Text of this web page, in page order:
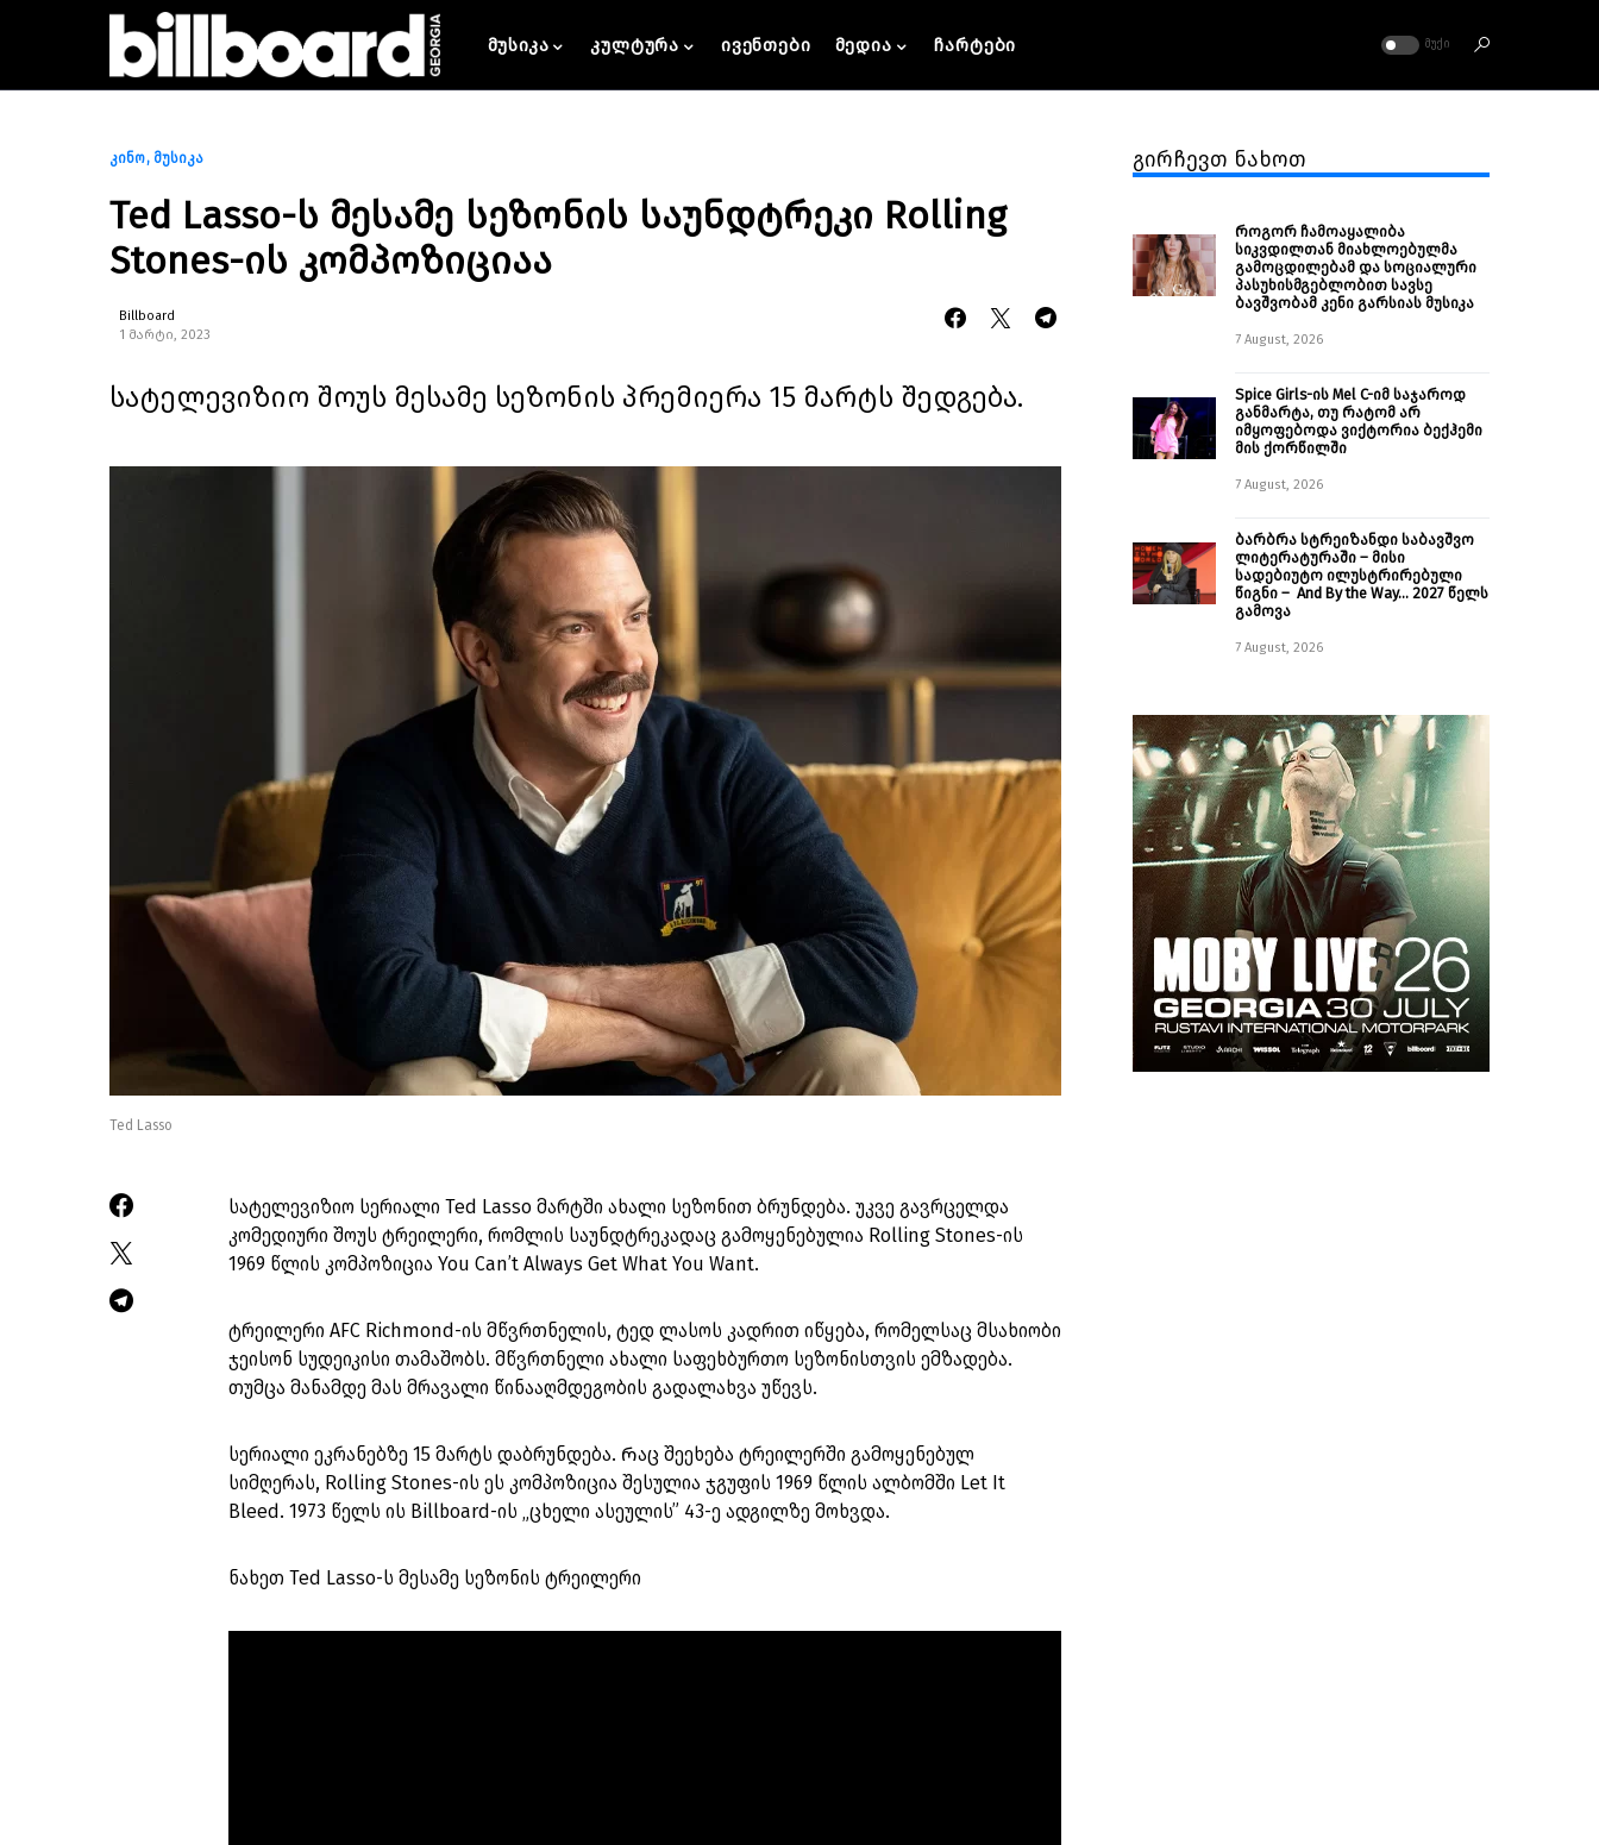
მუსიკა კულტურა ივენთები მედია ჩარტები ᲛᲣᲥᲘ
კინო მუსიკა
Ted Lasso-ს მესამე სეზონის საუნდტრეკი Rolling
Stones-ის კომპოზიციაა
Billboard
1 მარტი, 2023
სატელევიზიო შოუს მესამე სეზონის პრემიერა 15 მარტს შედგება.
Ted Lasso
სატელევიზიო სერიალი Ted Lasso მარტში ახალი სეზონით ბრუნდება. უკვე გავრცელდა
კომედიური შოუს ტრეილერი, რომლის საუნდტრეკადაც გამოყენებულია Rolling Stones-ის
1969 წლის კომპოზიცია You Can’t Always Get What You Want.
ტრეილერი AFC Richmond-ის მწვრთნელის, ტედ ლასოს კადრით იწყება, რომელსაც მსახიობი
ჯეისონ სუდეიკისი თამაშობს. მწვრთნელი ახალი საფეხბურთო სეზონისთვის ემზადება.
თუმცა მანამდე მას მრავალი წინააღმდეგობის გადალახვა უწევს.
სერიალი ეკრანებზე 15 მარტს დაბრუნდება. Რაც შეეხება ტრეილერში გამოყენებულ
სიმღერას, Rolling Stones-ის ეს კომპოზიცია შესულია ჯგუფის 1969 წლის ალბომში Let It
Bleed. 1973 წელს ის Billboard-ის „ცხელი ასეულის” 43-ე ადგილზე მოხვდა.
ნახეთ Ted Lasso-ს მესამე სეზონის ტრეილერი
გირჩევთ ნახოთ
როგორ ჩამოაყალიბა
სიკვდილთან მიახლოებულმა
გამოცდილებამ და სოციალური
პასუხისმგებლობით სავსე
ბავშვობამ კენი გარსიას მუსიკა
7 August, 2026
Spice Girls-ის Mel C-იმ საჯაროდ
განმარტა, თუ რატომ არ
იმყოფებოდა ვიქტორია ბექჰემი
მის ქორწილში
7 August, 2026
ბარბრა სტრეიზანდი საბავშვო
ლიტერატურაში – მისი
სადებიუტო ილუსტრირებული
წიგნი – And By the Way… 2027 წელს
გამოვა
7 August, 2026